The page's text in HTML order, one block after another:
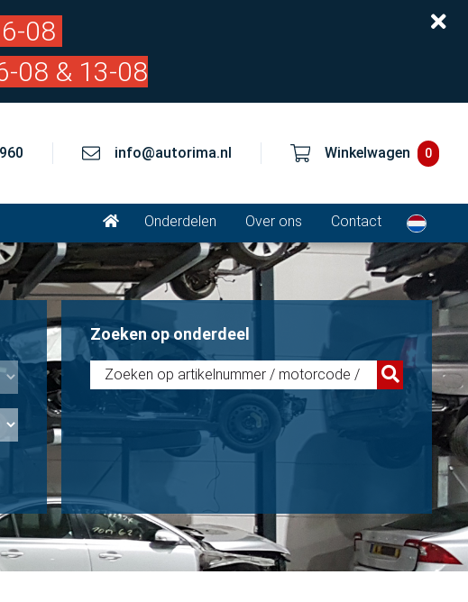
08
08 & 13-08
info@autorima.nl Winkelwagen 0
Onderdelen Over ons Contact
Zoeken op onderdeel